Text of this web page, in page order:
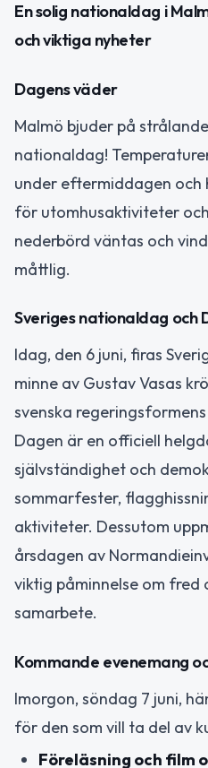
En solig nationaldag i
och viktiga nyheter
Dagens väder
Malmö bjuder på
nationaldag!
under eftermiddagen och
för utomhusaktiviteter
nederbörd väntas och
måttlig.
Sveriges nationaldag och
Idag, den 6 juni, firas
minne av Gustav Vasas
svenska
Dagen är en officiell
självständighet och
sommarfester,
aktiviteter. Dessutom
årsdagen av
viktig påminnelse om
samarbete.
Kommande evenemang
Imorgon, söndag 7 juni,
för den som vill ta del av
Föreläsning och film